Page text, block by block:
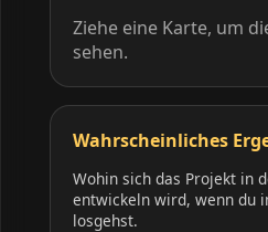
Ziehe eine Karte, um
sehen.
Wahrscheinliches
Wohin sich das Projekt in
entwickeln wird, wenn du
losgehst.